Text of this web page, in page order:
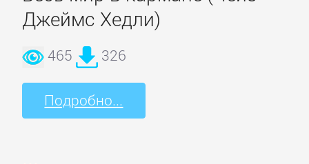
Джеймс Хедли)
465 326
Подробно...
детективы
Исторические
Классические